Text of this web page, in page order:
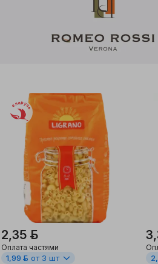
Беларусь
2,35 ƃ
Оплата частями
1,99 ƃ от 3 шт